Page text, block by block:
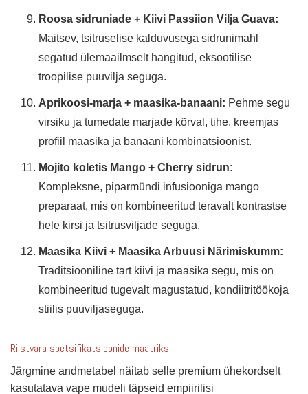
Roosa sidruniade + Kiivi Passiion Vilja Guava:
Maitsev, tsitruselise kalduvusega sidrunimahl
segatud ülemaailmselt hangitud, eksootilise
troopilise puuvilja seguga.
Aprikoosi-marja + maasika-banaani: Pehme segu
virsiku ja tumedate marjade kõrval, tihe, kreemjas
profiil maasika ja banaani kombinatsioonist.
Mojito koletis Mango + Cherry sidrun:
Kompleksne, piparmündi infusiooniga mango
preparaat, mis on kombineeritud teravalt kontrastse
hele kirsi ja tsitrusviljade seguga.
Maasika Kiivi + Maasika Arbuusi Närimiskumm:
Traditsiooniline tart kiivi ja maasika segu, mis on
kombineeritud tugevalt magustatud, kondiitritöökoja
stiilis puuviljaseguga.
Riistvara spetsifikatsioonide maatriks
Järgmine andmetabel näitab selle premium ühekordselt
kasutatava vape mudeli täpseid empiirilisi